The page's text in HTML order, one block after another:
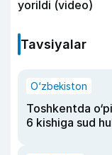
yorildi (video)
Tavsiyalar
O‘zbekiston
Toshkentda
6 kishiga sud